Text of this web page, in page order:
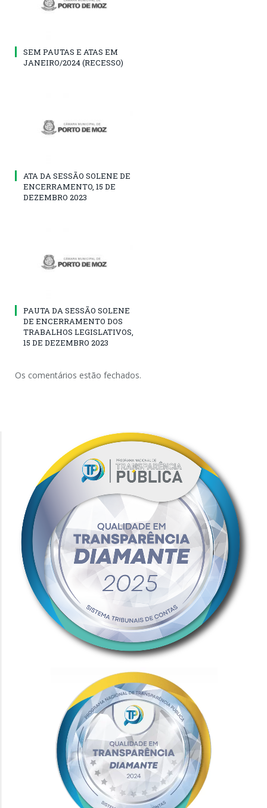
SEM PAUTAS E ATAS EM
JANEIRO/2024 (RECESSO)
ATA DA SESSÃO SOLENE DE
ENCERRAMENTO, 15 DE
DEZEMBRO 2023
PAUTA DA SESSÃO SOLENE
DE ENCERRAMENTO DOS
TRABALHOS LEGISLATIVOS,
15 DE DEZEMBRO 2023
Os comentários estão fechados.